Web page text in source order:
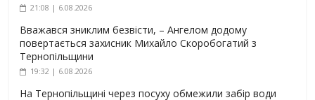
21:08 | 6.08.2026
Вважався зниклим безвісти, – Ангелом додому
повертається захисник Михайло Скоробогатий з
Тернопільщини
19:32 | 6.08.2026
На Тернопільщині через посуху обмежили забір води